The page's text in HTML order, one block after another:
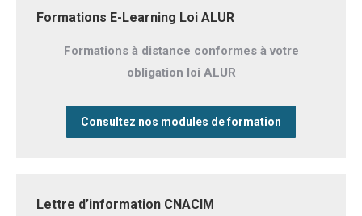
Formations E-Learning Loi ALUR
Formations à distance conformes à votre
obligation loi ALUR
Consultez nos modules de formation
Lettre d’information CNACIM